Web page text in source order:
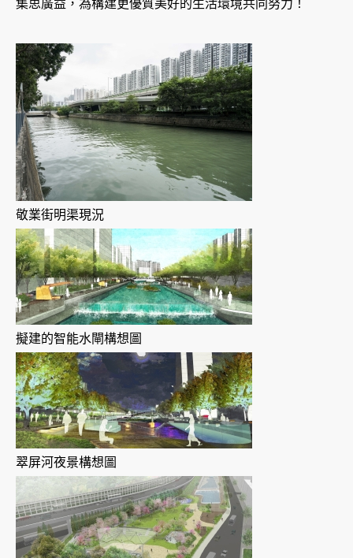
集思廣益，為構建更優質美好的生活環境共同努力！
敬業街明渠現況
擬建的智能水閘構想圖
翠屏河夜景構想圖